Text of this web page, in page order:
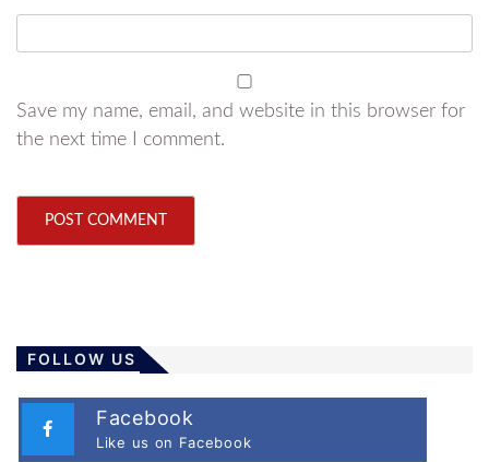
Save my name, email, and website in this browser for
the next time I comment.
FOLLOW US
Facebook
Like us on Facebook